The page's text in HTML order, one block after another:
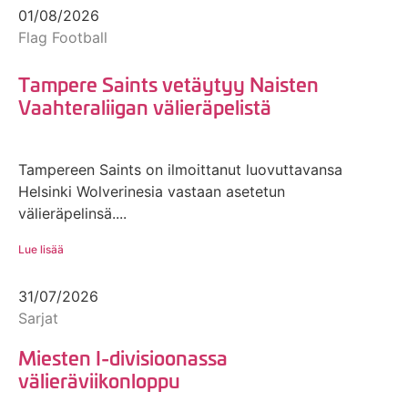
01/08/2026
Flag Football
Tampere Saints vetäytyy Naisten
Vaahteraliigan välieräpelistä
Tampereen Saints on ilmoittanut luovuttavansa
Helsinki Wolverinesia vastaan asetetun
välieräpelinsä....
Lue lisää
31/07/2026
Sarjat
Miesten I-divisioonassa
välieräviikonloppu